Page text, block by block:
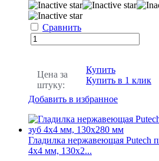
Сравнить
Цена за
штуку:
Купить
Купить в 1 клик
Добавить в избранное
Гладилка нержавеющая Putech
4х4 мм, 130х2...